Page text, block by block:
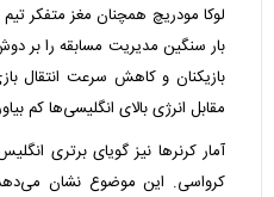
لوکا مودریچ همچنان مغز متفکر
بار سنگین مدیریت مسابقه را بر
بازیکنان و کاهش سرعت انتقال
مقابل انرژی بالای انگلیسی‌ها کم
کرواسی. این موضوع نشان